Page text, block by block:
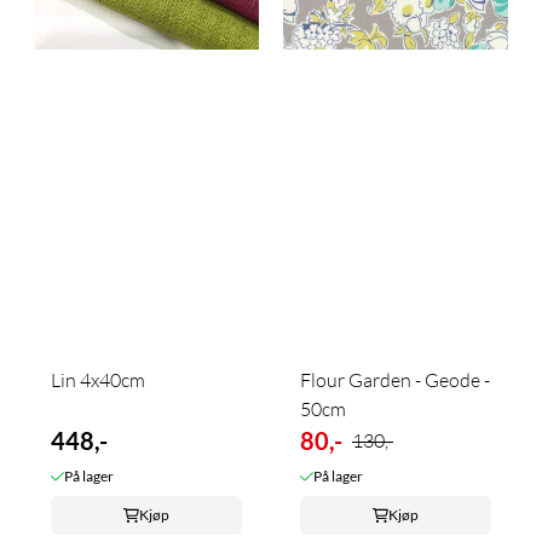
Lin 4x40cm
448,-
På lager
Kjøp
Flour Garden - Geode -
50cm
80,- 130,-
På lager
Kjøp